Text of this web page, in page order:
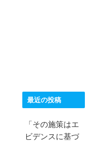
最近の投稿
「その施策はエ
ビデンスに基づ